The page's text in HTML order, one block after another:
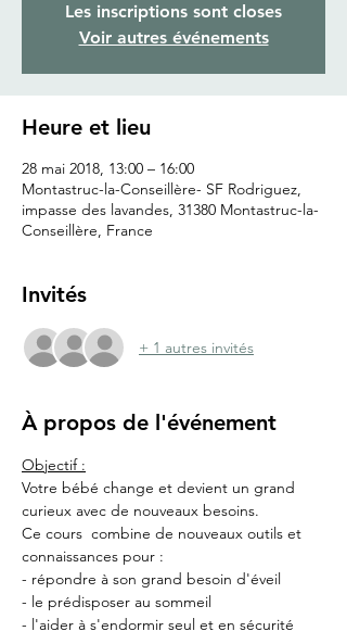
Les inscriptions sont closes
Voir autres événements
Heure et lieu
28 mai 2018, 13:00 – 16:00
Montastruc-la-Conseillère- SF Rodriguez,
impasse des lavandes, 31380 Montastruc-la-
Conseillère, France
Invités
+ 1 autres invités
À propos de l'événement
Objectif :
Votre bébé change et devient un grand
curieux avec de nouveaux besoins.
Ce cours  combine de nouveaux outils et
connaissances pour :
- répondre à son grand besoin d'éveil
- le prédisposer au sommeil
- l'aider à s'endormir seul et en sécurité​